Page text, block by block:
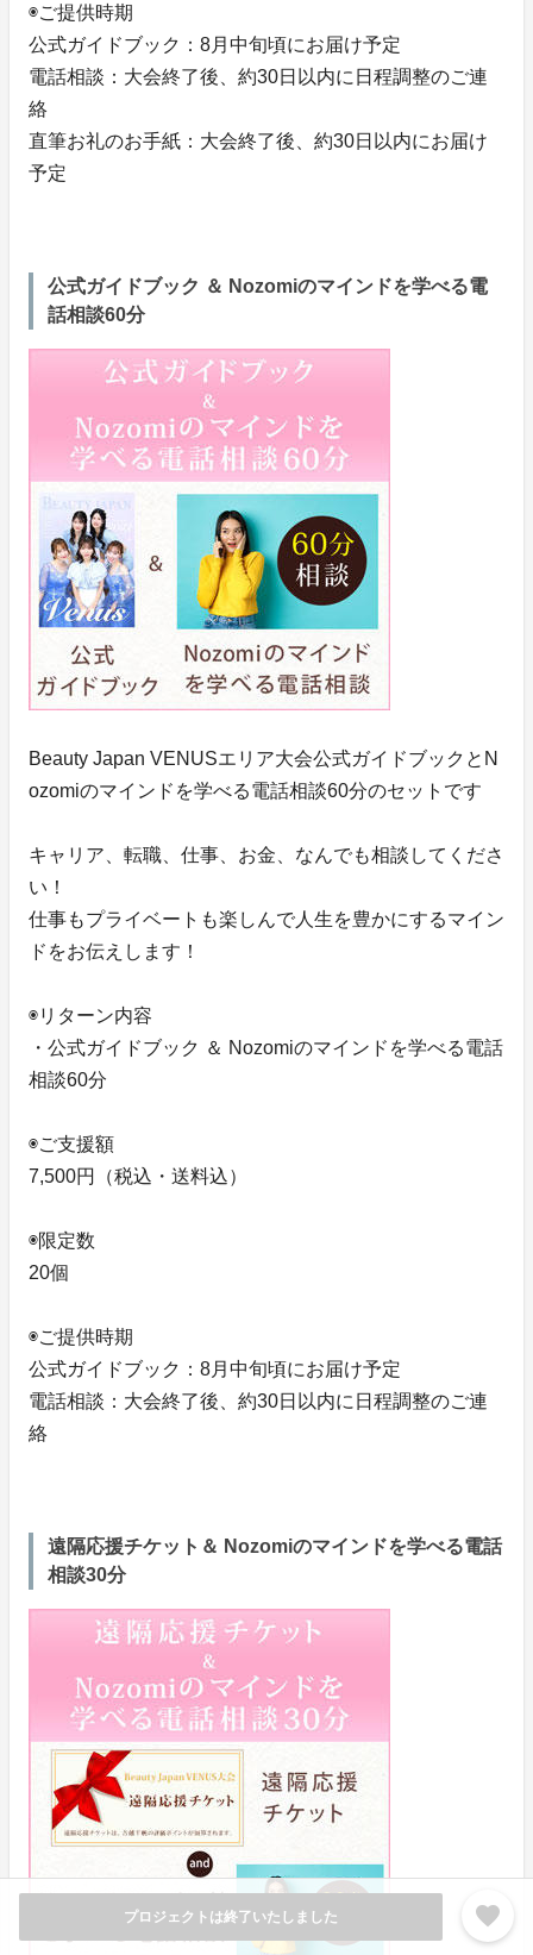
プロジェクトは終了いたしました favorite
◉ご提供時期
公式ガイドブック：8月中旬頃にお届け予定
電話相談：大会終了後、約30日以内に日程調整のご連
絡
直筆お礼のお手紙：大会終了後、約30日以内にお届け
予定
公式ガイドブック ＆ Nozomiのマインドを学べる電
話相談60分
Beauty Japan VENUSエリア大会公式ガイドブックとN
ozomiのマインドを学べる電話相談60分のセットです
キャリア、転職、仕事、お金、なんでも相談してくださ
い！
仕事もプライベートも楽しんで人生を豊かにするマイン
ドをお伝えします！
◉リターン内容
・公式ガイドブック ＆ Nozomiのマインドを学べる電話
相談60分
◉ご支援額
7,500円（税込・送料込）
◉限定数
20個
◉ご提供時期
公式ガイドブック：8月中旬頃にお届け予定
電話相談：大会終了後、約30日以内に日程調整のご連
絡
遠隔応援チケット＆ Nozomiのマインドを学べる電話
相談30分